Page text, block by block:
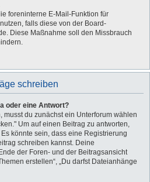
foreninterne E-Mail-Funktion für
falls diese von der Board-
Diese Maßnahme soll den Missbrauch
schreiben
oder eine Antwort?
musst du zunächst ein Unterforum wählen
Um auf einen Beitrag zu antworten,
könnte sein, dass eine Registrierung
schreiben kannst. Deine
der Foren- und der Beitragsansicht
erstellen“, „Du darfst Dateianhänge